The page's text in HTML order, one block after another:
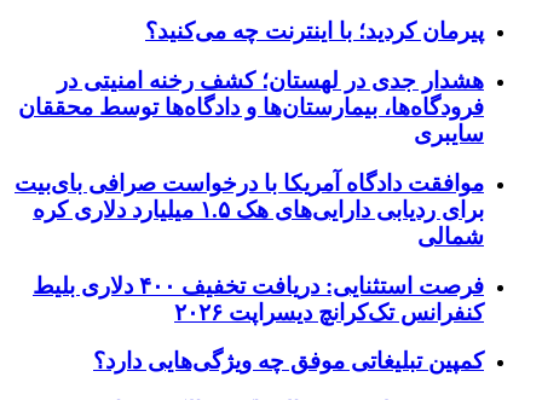
پیرمان کردید؛ با اینترنت چه می‌کنید؟
هشدار جدی در لهستان؛ کشف رخنه امنیتی در
فرودگاه‌ها، بیمارستان‌ها و دادگاه‌ها توسط محققان
سایبری
موافقت دادگاه آمریکا با درخواست صرافی بای‌بیت
برای ردیابی دارایی‌های هک ۱.۵ میلیارد دلاری کره
شمالی
فرصت استثنایی: دریافت تخفیف ۴۰۰ دلاری بلیط
کنفرانس تک‌کرانچ دیسراپت ۲۰۲۶
کمپین تبلیغاتی موفق چه ویژگی‌هایی دارد؟